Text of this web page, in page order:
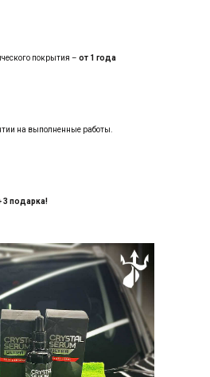
покрытия – от 1 года
на выполненные работы.
3 подарка!